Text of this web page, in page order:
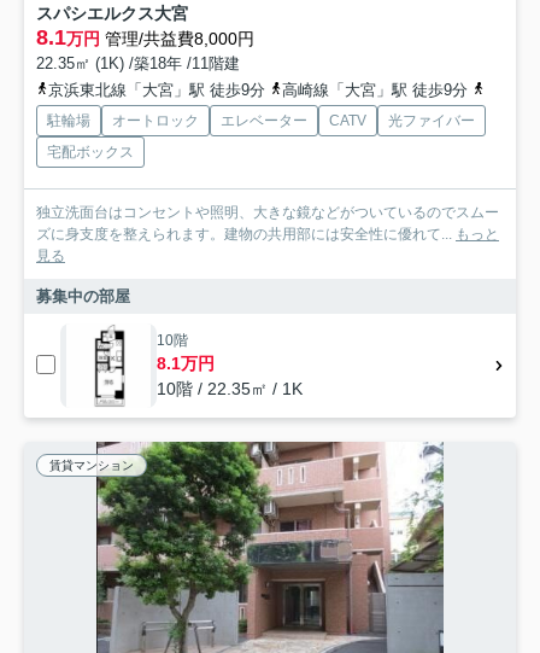
スパシエルクス大宮
8.1万円 管理/共益費8,000円
22.35㎡ (1K) /築18年 /11階建
京浜東北線「大宮」駅 徒歩9分
高崎線「大宮」駅 徒歩9分
駐輪場 オートロック エレベーター CATV
光ファイバー
宅配ボックス
独立洗面台はコンセントや照明、大きな鏡などがついているのでスムー
ズに身支度を整えられます。建物の共用部には安全性に優れて...
もっと
見る
募集中の部屋
10階
8.1万円
10階 / 22.35㎡ / 1K
賃貸マンション